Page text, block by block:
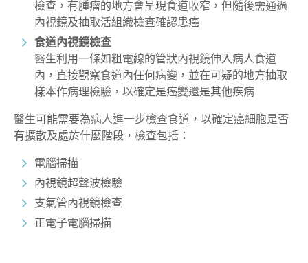
檢查，有腫瘤的地方會呈現食道收窄，但隨後需通過
內視鏡及抽取活組織檢查確認患癌
食道內視鏡檢查
醫生利用一條如粗電線的管狀內視鏡伸入病人食道
內，直接觀察食道內任何病變，並在可疑的地方抽取
樣本作病理檢驗，以確定是癌變還是其他疾病
醫生可能需要為病人進一步檢查食道，以確定癌細胞是否
有擴散及處於什麼階段，檢查包括：
電腦掃描
內視鏡超聲波檢驗
支氣管內視鏡檢查
正電子電腦掃描